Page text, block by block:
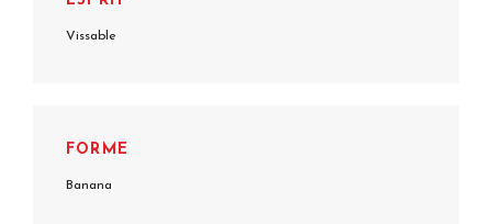
Vissable
FORME
Banana